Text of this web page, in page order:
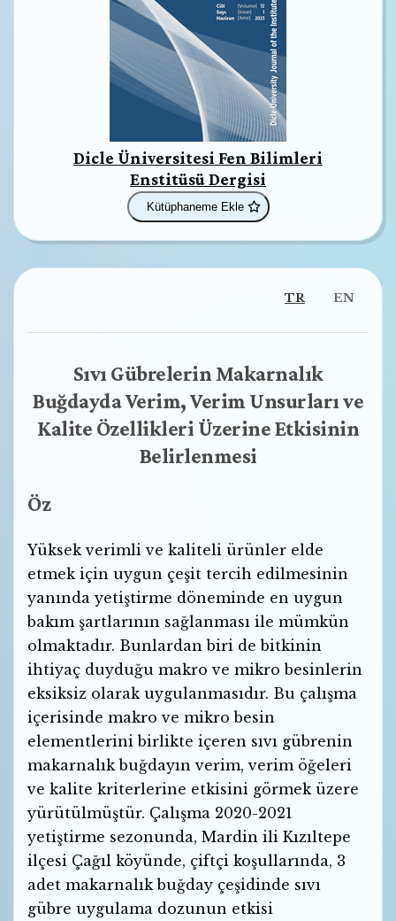
Dicle Üniversitesi Fen Bilimleri
Enstitüsü Dergisi
Kütüphaneme Ekle
TR EN
Sıvı Gübrelerin Makarnalık
Buğdayda Verim, Verim Unsurları ve
Kalite Özellikleri Üzerine Etkisinin
Belirlenmesi
Öz
Yüksek verimli ve kaliteli ürünler elde
etmek için uygun çeşit tercih edilmesinin
yanında yetiştirme döneminde en uygun
bakım şartlarının sağlanması ile mümkün
olmaktadır. Bunlardan biri de bitkinin
ihtiyaç duyduğu makro ve mikro besinlerin
eksiksiz olarak uygulanmasıdır. Bu çalışma
içerisinde makro ve mikro besin
elementlerini birlikte içeren sıvı gübrenin
makarnalık buğdayın verim, verim öğeleri
ve kalite kriterlerine etkisini görmek üzere
yürütülmüştür. Çalışma 2020-2021
yetiştirme sezonunda, Mardin ili Kızıltepe
ilçesi Çağıl köyünde, çiftçi koşullarında, 3
adet makarnalık buğday çeşidinde sıvı
gübre uygulama dozunun etkisi